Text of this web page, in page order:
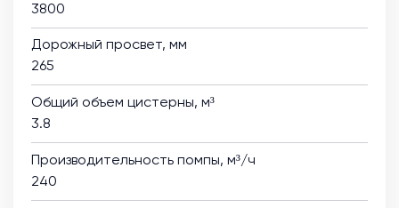
3800
Дорожный просвет, мм
265
Общий объем цистерны, м³
3.8
Производительность помпы, м³/ч
240